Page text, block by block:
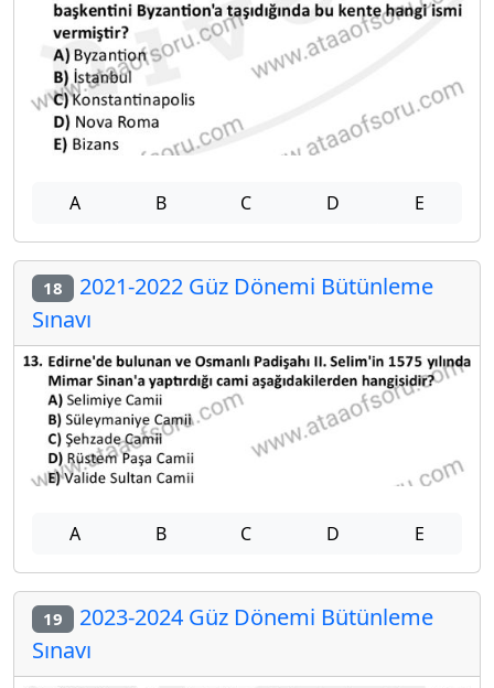
A B C D E
18 2021-2022 Güz Dönemi Bütünleme
Sınavı
A B C D E
19 2023-2024 Güz Dönemi Bütünleme
Sınavı